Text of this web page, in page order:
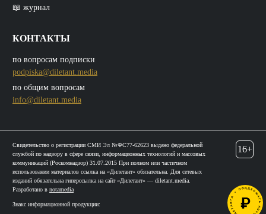
📖 журнал
КОНТАКТЫ
по вопросам подписки
podpiska@diletant.media
по общим вопросам
info@diletant.media
Свидетельство о регистрации СМИ Эл №ФС77-62623 выдано федеральной
службой по надзору в сфере связи, информационных технологий и массовых
коммуникаций (Роскомнадзор) 31.07.2015 При полном или частичном
использовании материалов ссылка на «Дилетант» обязательна. Для сетевых
изданий обязательна гиперссылка на сайт «Дилетант» — diletant.media.
Разработано в notamedia
Знакс информационной продукции:
16+